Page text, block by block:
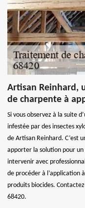
Artisan Reinhard,
de charpente à
Si vous observez à la suite
infestée par des insectes
de Artisan Reinhard. C’est
apporter la solution pour
intervenir avec
de procéder à l’application
produits biocides.
68420.